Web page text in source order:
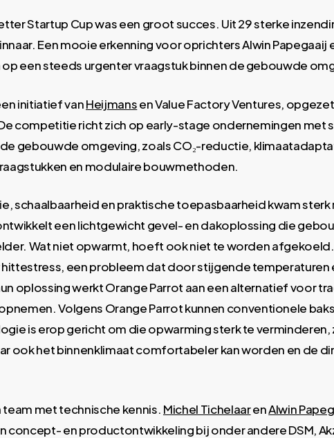
Startup Cup was een groot succes. Uit 29 sterke
Een mooie erkenning voor oprichters Alwin Papegaaij
een steeds urgenter vraagstuk binnen de gebouwde
initiatief vanHeijmansen Value Factory Ventures,
competitie richt zich op early-stage ondernemingen met
gebouwde omgeving, zoals CO₂-reductie,
en modulaire bouwmethoden.
schaalbaarheid en praktische toepasbaarheid kwam sterk
een lichtgewicht gevel- en dakoplossing die
Wat niet opwarmt, hoeft ook niet te worden
een probleem dat door stijgende
oplossing werkt Orange Parrot aan een alternatief voor
Volgens Orange Parrot kunnen conventionele
is erop gericht om die opwarming sterk te
ook het binnenklimaat comfortabeler kan worden en de
met technische kennis. Michel TichelaarenAlwin
concept- en productontwikkeling bij onder andere DSM,